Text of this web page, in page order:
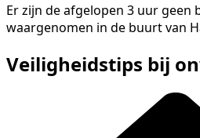
Er zijn de afgelopen 3 uur geen
waargenomen in de buurt van
Veiligheidstips bij